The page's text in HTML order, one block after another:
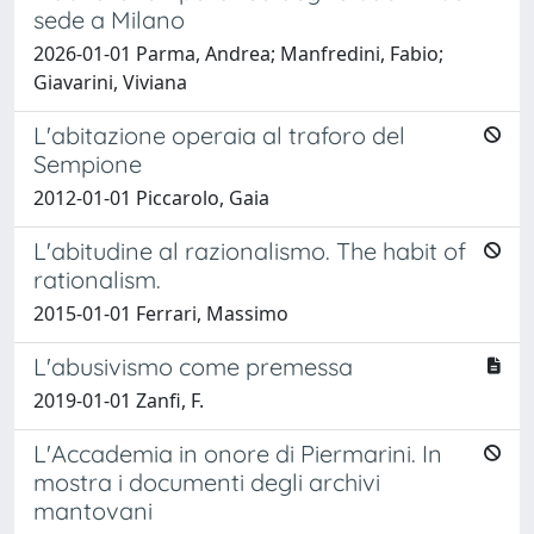
sede a Milano
2026-01-01 Parma, Andrea; Manfredini, Fabio;
Giavarini, Viviana
L'abitazione operaia al traforo del
Sempione
2012-01-01 Piccarolo, Gaia
L'abitudine al razionalismo. The habit of
rationalism.
2015-01-01 Ferrari, Massimo
L'abusivismo come premessa
2019-01-01 Zanfi, F.
L'Accademia in onore di Piermarini. In
mostra i documenti degli archivi
mantovani